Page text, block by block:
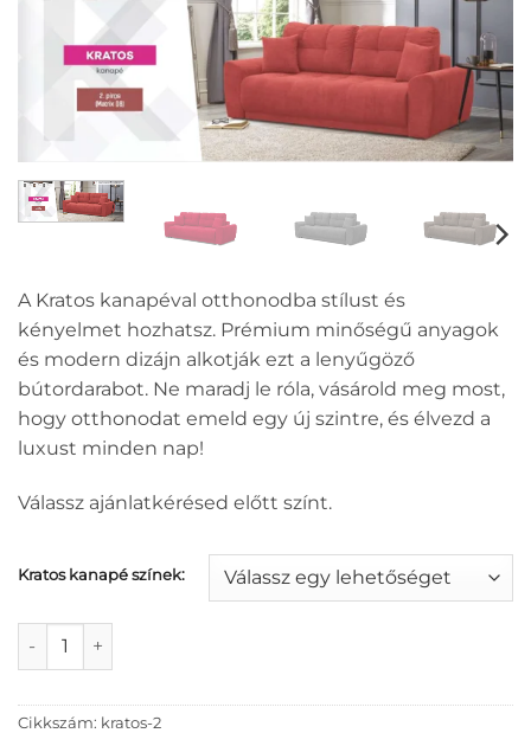
A Kratos kanapéval otthonodba stílust és
kényelmet hozhatsz. Prémium minőségű anyagok
és modern dizájn alkotják ezt a lenyűgöző
bútordarabot. Ne maradj le róla, vásárold meg most,
hogy otthonodat emeld egy új szintre, és élvezd a
luxust minden nap!
Válassz ajánlatkérésed előtt színt.
Kratos kanapé színek:
Kratos kanapé mennyiség
Cikkszám: kratos-2